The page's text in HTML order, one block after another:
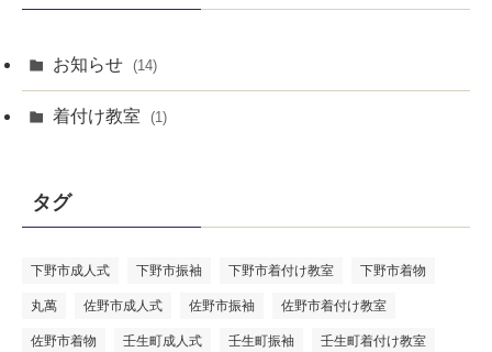
お知らせ (14)
着付け教室 (1)
タグ
下野市成人式 下野市振袖 下野市着付け教室 下野市着物
丸萬 佐野市成人式 佐野市振袖 佐野市着付け教室
佐野市着物 壬生町成人式 壬生町振袖 壬生町着付け教室